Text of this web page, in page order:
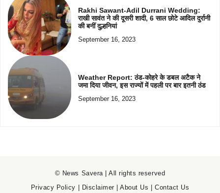
Rakhi Sawant-Adil Durrani Wedding:
राखी सावंत ने की दूसरी शादी, 6 साल छोटे आदिल दुर्रानी
की बनीं दुल्हनियां
September 16, 2023
Weather Report: ठंड-कोहरे के डबल अटैक ने
जमा दिया जीवन, इस राज्यों में पहली पर बार इतनी ठंड
September 16, 2023
© News Savera | All rights reserved
Privacy Policy | Disclaimer |About Us |Contact Us